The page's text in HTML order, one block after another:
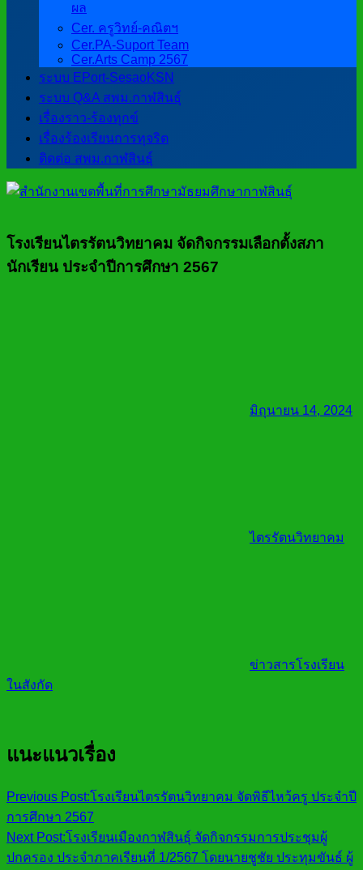
ผล
Cer. ครูวิทย์-คณิตฯ
Cer.PA-Suport Team
Cer.Arts Camp 2567
ระบบ EPort-SesaoKSN
ระบบ Q&A สพม.กาฬสินธุ์
เรื่องราว-ร้องทุกข์
เรื่องร้องเรียนการทุจริต
ติดต่อ สพม.กาฬสินธุ์
โรงเรียนไตรรัตนวิทยาคม จัดกิจกรรมเลือกตั้งสภา
นักเรียน ประจำปีการศึกษา 2567
มิถุนายน 14, 2024
ไตรรัตนวิทยาคม
ข่าวสารโรงเรียน
ในสังกัด
แนะแนวเรื่อง
Previous Post:โรงเรียนไตรรัตนวิทยาคม จัดพิธีไหว้ครู ประจำปี
การศึกษา 2567
Next Post:โรงเรียนเมืองกาฬสินธุ์ จัดกิจกรรมการประชุมผู้
ปกครอง ประจำภาคเรียนที่ 1/2567 โดยนายชูชัย ประทุมขันธ์ ผู้